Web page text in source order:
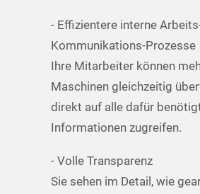
- Effizientere interne
Kommunikations-Prozesse
Ihre Mitarbeiter können
Maschinen gleichzeitig
direkt auf alle dafür
Informationen zugreifen.
- Volle Transparenz
Sie sehen im Detail, wie